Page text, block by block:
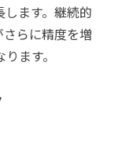
ます。継続的
らに精度を増
ます。